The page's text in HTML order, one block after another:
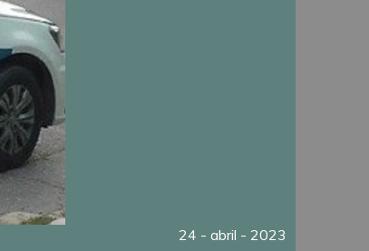
24 - abril - 2023